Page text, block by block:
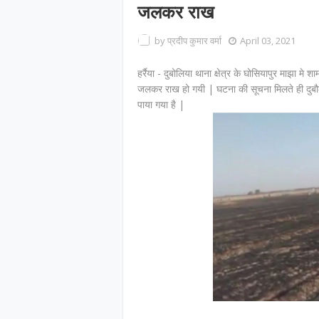
जलकर राख
byप्रदीप कुमार वर्मा April 03, 2021
हर्रैया - दुबोलिया थाना क्षेत्र के घोसियापुर
जलकर राख हो गयी | घटना की सूचना मिलते ही
पाया गया है |